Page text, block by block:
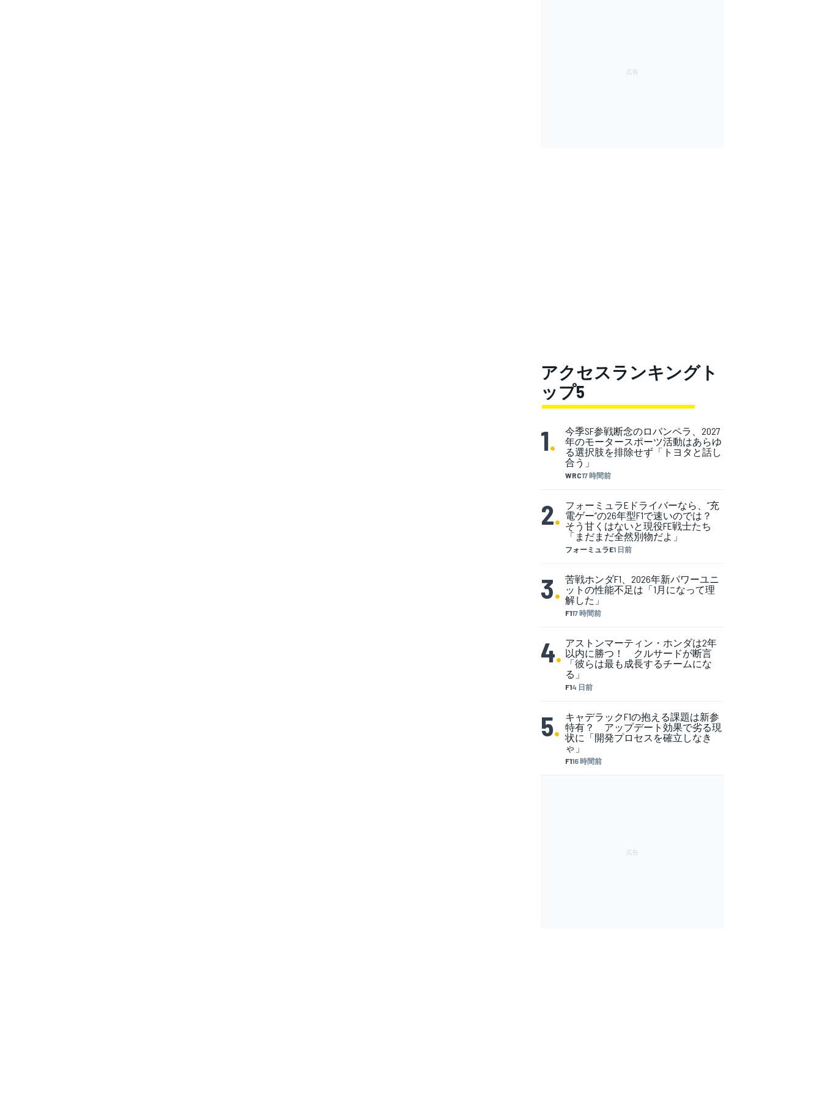
アクセスランキングト
ップ5
1.
WRC17 時間前
今季SF参戦断念のロバンペラ、2027
年のモータースポーツ活動はあらゆ
る選択肢を排除せず「トヨタと話し
合う」
2.
フォーミュラE1 日前
フォーミュラEドライバーなら、“充
電ゲー”の26年型F1で速いのでは？
そう甘くはないと現役FE戦士たち
「まだまだ全然別物だよ」
3.
F117 時間前
苦戦ホンダF1、2026年新パワーユニ
ットの性能不足は「1月になって理
解した」
4.
F14 日前
アストンマーティン・ホンダは2年
以内に勝つ！ クルサードが断言
「彼らは最も成長するチームにな
る」
5.
F116 時間前
キャデラックF1の抱える課題は新参
特有？ アップデート効果で劣る現
状に「開発プロセスを確立しなき
ゃ」